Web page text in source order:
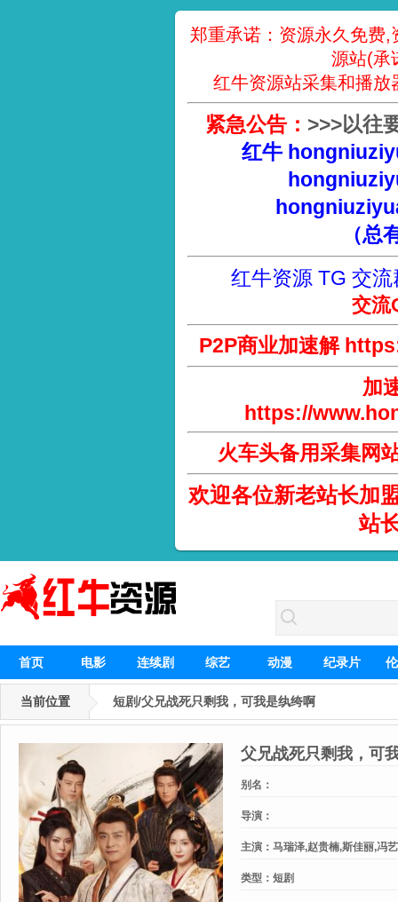
郑重承诺：资源永久免费
源站(承
红牛资源站采集和播放
紧急公告： >>>以往
红牛
（总
红牛资源 TG 交流
交流
P2P商业加速解
加
https://
火车头备用采集网
欢迎各位新老站长加
站
首页 电影 连续剧 综艺 动漫 纪录片
当前位置 短剧/父兄战死只剩我，可我是纨绔啊
父兄战死只剩我，可
别名：
导演：
主演： 马瑞泽,赵贵楠,斯佳丽,冯
类型： 短剧